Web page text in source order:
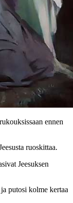
ennen
ruoskittaa.
Jeesuksen
putosi kolme kertaa